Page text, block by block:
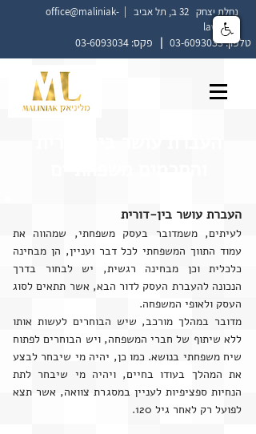
נחלת יצחק 32 ב, תל אביב |
office@maliniak-
law.co.il
טלפון:03-6093033
| פקס: 03-6093034
העברת עושר בין-דורית
לעיתים, משמדובר בעסק משפחתי, שמהווה את
עמוד התווך המשפחתי לכל דבר ועניין, הן מבחינה
כלכלית וכן מבחינה רגשית, יש לבחור בדרך
הנכונה להעברת העסק לדור הבא, אשר תתאים לסוג
העסק ולאופי המשפחה.
מדובר במהלך מורכב, שיש הבוחרים לעשות אותו
ללא שיתוף של חברי המשפחה, ויש הבוחרים לפתוח
שיח משפחתי בנושא. כמו כן, יהיה מי שיבחר לבצע
את המהלך בעודו בחיים, ויהיה מי שיבחר לתת
הנחיות ספציפיות לעניין במסגרת צוואה, אשר תצא
לפועל רק לאחר גיל 120.